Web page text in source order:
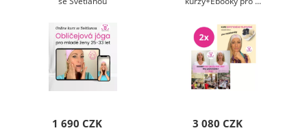
1 690 CZK 3 080 CZK